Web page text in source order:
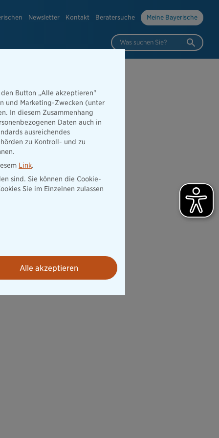
Newsletter Kontakt Beratersuche Meine Bayerische
Was suchen Sie?
im
Button „Alle akzeptieren"
und Marketing-Zwecken (unter
In diesem Zusammenhang
Daten auch in
ausreichendes
zu Kontroll- und zu
Link.
sind. Sie können die Cookie-
Sie im Einzelnen zulassen
Alle akzeptieren